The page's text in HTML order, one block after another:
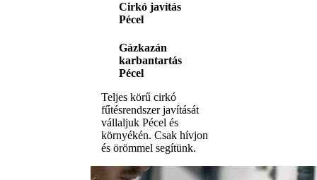
Cirkó javítás
Pécel
Gázkazán
karbantartás
Pécel
Teljes körű cirkó
fűtésrendszer javítását
vállaljuk Pécel és
környékén. Csak hívjon
és örömmel segítünk.